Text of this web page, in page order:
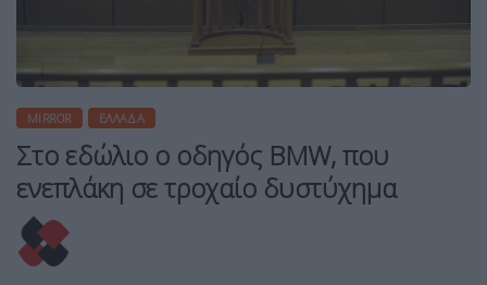
MIRROR ΕΛΛΆΔΑ
Στο εδώλιο ο οδηγός BMW, που
ενεπλάκη σε τροχαίο δυστύχημα